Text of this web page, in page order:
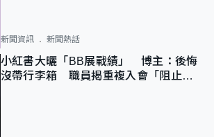
新聞資訊 新聞熱話
小紅書大曬「BB展戰績」 博主：後悔
沒帶行李箱 職員揭重複入會「阻止唔